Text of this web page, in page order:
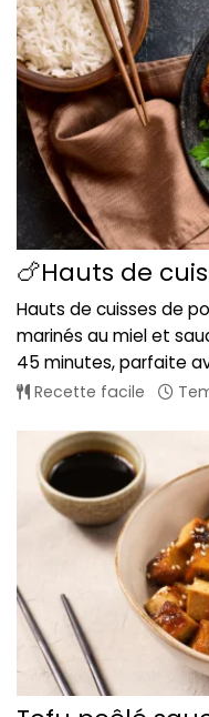
🍗Hauts de
Hauts de cuisses de
marinés au miel et
45 minutes, parfaite
Recette facile